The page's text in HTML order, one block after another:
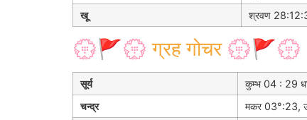
खू
श्रवण
💮🚩💮 ग्रह गोचर 💮🚩💮
सूर्य
कुम्भ 04 : 29
चन्द्र
मकर 03°:23,